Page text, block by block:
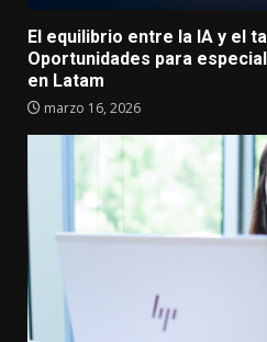
El equilibrio entre la IA y el
Oportunidades para
en Latam
marzo 16, 2026